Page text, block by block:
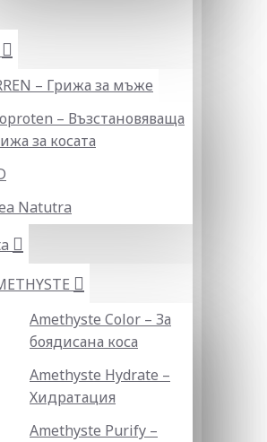
– Грижа за мъже
– Възстановяваща
за косата
Natutra
Amethyste Color – За
боядисана коса
Amethyste Hydrate –
Хидратация
Amethyste Purify –